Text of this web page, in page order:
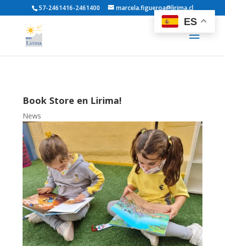
57-2461416-2461400 marcela.figueroa@lirima.cl
Book Store en Lirima!
News
ES